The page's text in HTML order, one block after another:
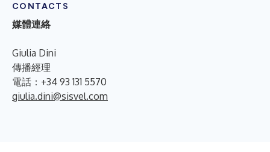
CONTACTS
媒體連絡
Giulia Dini
傳播經理
電話：+34 93 131 5570
giulia.dini@sisvel.com